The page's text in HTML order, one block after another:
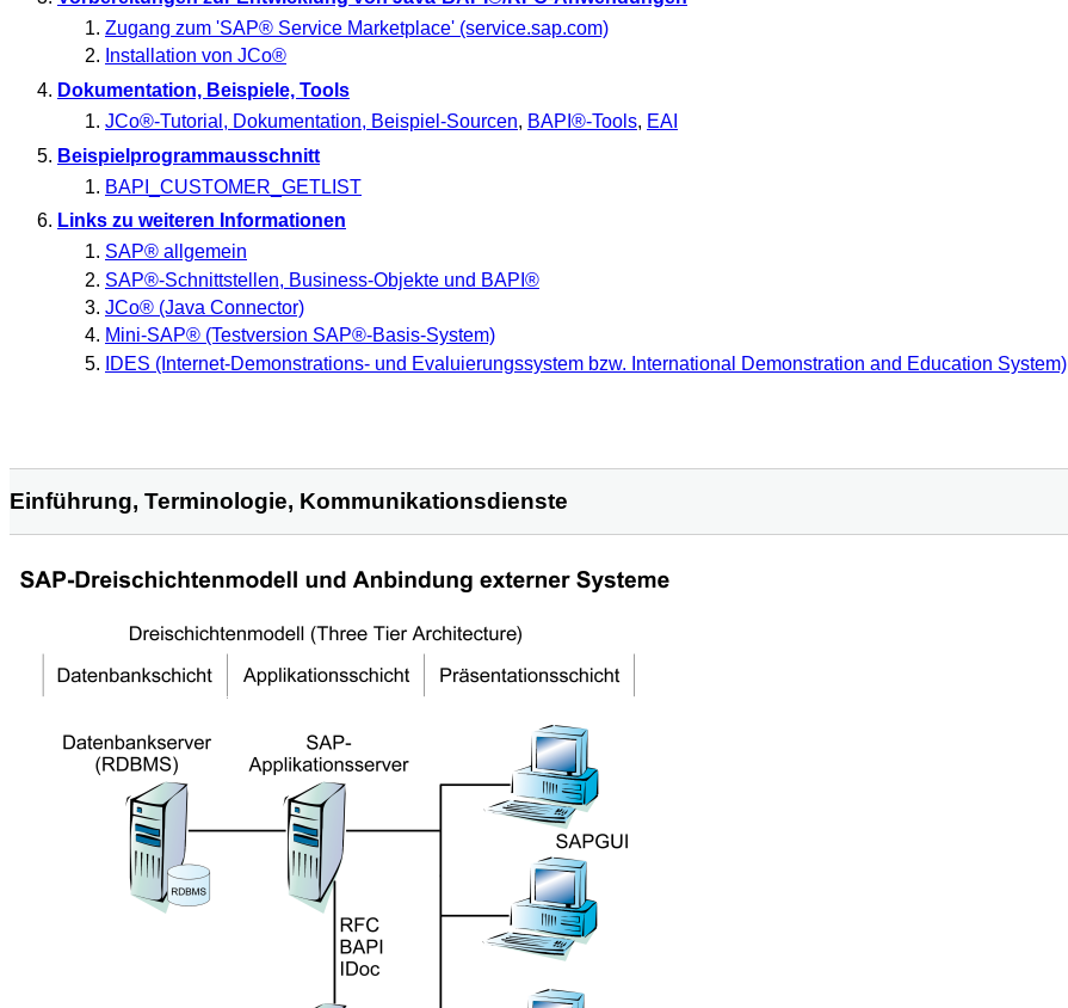
Zugang zum 'SAP® Service Marketplace' (service.sap.com)
Installation von JCo®
Dokumentation, Beispiele, Tools
JCo®-Tutorial, Dokumentation, Beispiel-Sourcen, BAPI®-Tools, EAI
Beispielprogrammausschnitt
BAPI_CUSTOMER_GETLIST
Links zu weiteren Informationen
SAP® allgemein
SAP®-Schnittstellen, Business-Objekte und BAPI®
JCo® (Java Connector)
Mini-SAP® (Testversion SAP®-Basis-System)
IDES (Internet-Demonstrations- und Evaluierungssystem bzw. International Demonstration and Education System)
Einführung, Terminologie, Kommunikationsdienste